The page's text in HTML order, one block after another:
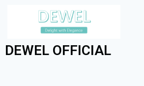
DEWEL OFFICIAL